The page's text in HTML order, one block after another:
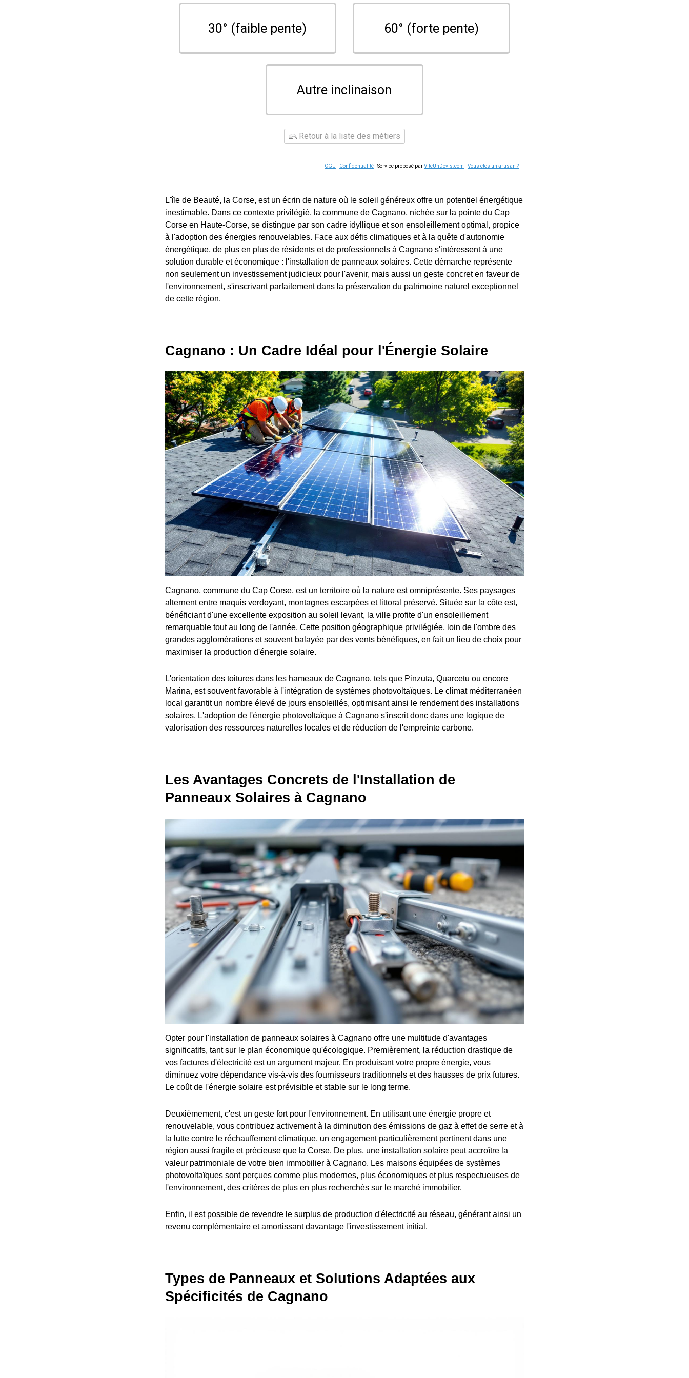
30° (faible pente) 60° (forte pente)
Autre inclinaison
Retour à la liste des métiers
CGU - Confidentialité- Service proposé parViteUnDevis.com -Vous êtes un artisan ?
L'île de Beauté, la Corse, est un écrin de nature où le soleil généreux offre un potentiel énergétique
inestimable. Dans ce contexte privilégié, la commune de Cagnano, nichée sur la pointe du Cap
Corse en Haute-Corse, se distingue par son cadre idyllique et son ensoleillement optimal, propice
à l'adoption des énergies renouvelables. Face aux défis climatiques et à la quête d'autonomie
énergétique, de plus en plus de résidents et de professionnels à Cagnano s'intéressent à une
solution durable et économique : l'installation de panneaux solaires. Cette démarche représente
non seulement un investissement judicieux pour l'avenir, mais aussi un geste concret en faveur de
l'environnement, s'inscrivant parfaitement dans la préservation du patrimoine naturel exceptionnel
de cette région.
Cagnano : Un Cadre Idéal pour l'Énergie Solaire
Cagnano, commune du Cap Corse, est un territoire où la nature est omniprésente. Ses paysages
alternent entre maquis verdoyant, montagnes escarpées et littoral préservé. Située sur la côte est,
bénéficiant d'une excellente exposition au soleil levant, la ville profite d'un ensoleillement
remarquable tout au long de l'année. Cette position géographique privilégiée, loin de l'ombre des
grandes agglomérations et souvent balayée par des vents bénéfiques, en fait un lieu de choix pour
maximiser la production d'énergie solaire.
L'orientation des toitures dans les hameaux de Cagnano, tels que Pinzuta, Quarcetu ou encore
Marina, est souvent favorable à l'intégration de systèmes photovoltaïques. Le climat méditerranéen
local garantit un nombre élevé de jours ensoleillés, optimisant ainsi le rendement des installations
solaires. L'adoption de l'énergie photovoltaïque à Cagnano s'inscrit donc dans une logique de
valorisation des ressources naturelles locales et de réduction de l'empreinte carbone.
Les Avantages Concrets de l'Installation de
Panneaux Solaires à Cagnano
Opter pour l'installation de panneaux solaires à Cagnano offre une multitude d'avantages
significatifs, tant sur le plan économique qu'écologique. Premièrement, la réduction drastique de
vos factures d'électricité est un argument majeur. En produisant votre propre énergie, vous
diminuez votre dépendance vis-à-vis des fournisseurs traditionnels et des hausses de prix futures.
Le coût de l'énergie solaire est prévisible et stable sur le long terme.
Deuxièmement, c'est un geste fort pour l'environnement. En utilisant une énergie propre et
renouvelable, vous contribuez activement à la diminution des émissions de gaz à effet de serre et à
la lutte contre le réchauffement climatique, un engagement particulièrement pertinent dans une
région aussi fragile et précieuse que la Corse. De plus, une installation solaire peut accroître la
valeur patrimoniale de votre bien immobilier à Cagnano. Les maisons équipées de systèmes
photovoltaïques sont perçues comme plus modernes, plus économiques et plus respectueuses de
l'environnement, des critères de plus en plus recherchés sur le marché immobilier.
Enfin, il est possible de revendre le surplus de production d'électricité au réseau, générant ainsi un
revenu complémentaire et amortissant davantage l'investissement initial.
Types de Panneaux et Solutions Adaptées aux
Spécificités de Cagnano